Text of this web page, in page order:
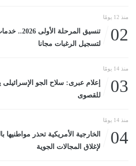
منذ 12 يومًا
02
تنسيق
لتسجيل الرغبات مجانا
منذ 14 يومًا
03
إعلام عبرى: سلاح الجو الإسرائيلى
للقصوى
منذ 14 يومًا
04
الخارجية الأمريكية تحذر
لإغلاق المجالات الجوية